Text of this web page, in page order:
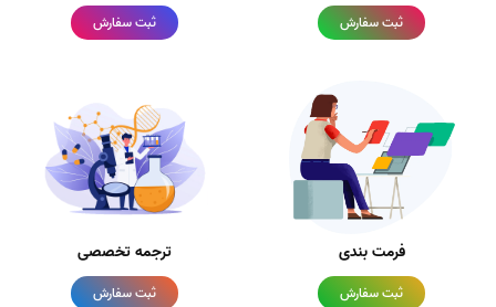
ثبت سفارش ثبت سفارش
فرمت بندی
ثبت سفارش
ترجمه تخصصی
ثبت سفارش